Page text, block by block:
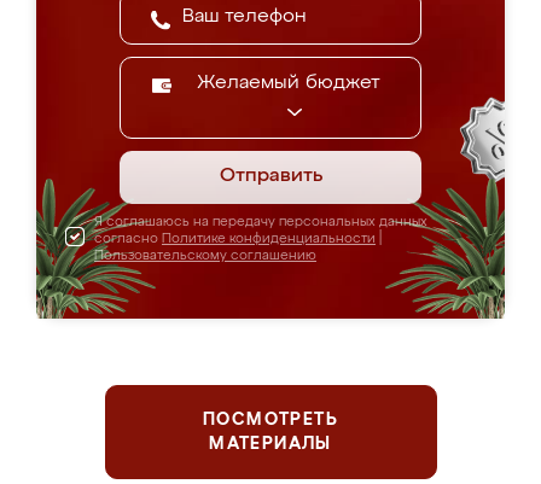
Желаемый бюджет
Отправить
Я соглашаюсь на передачу персональных данных
согласно Политике конфиденциальности
Пользовательскому соглашению
ПОСМОТРЕТЬ
МАТЕРИАЛЫ